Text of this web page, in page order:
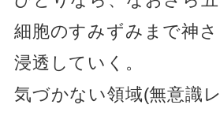
細胞のすみずみまで神
浸透していく。
気づかない領域(無意識